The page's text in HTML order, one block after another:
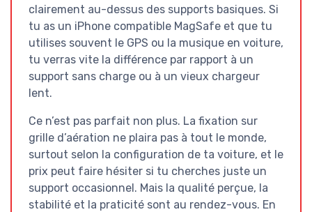
clairement au-dessus des supports basiques. Si
tu as un iPhone compatible MagSafe et que tu
utilises souvent le GPS ou la musique en voiture,
tu verras vite la différence par rapport à un
support sans charge ou à un vieux chargeur
lent.
Ce n’est pas parfait non plus. La fixation sur
grille d’aération ne plaira pas à tout le monde,
surtout selon la configuration de ta voiture, et le
prix peut faire hésiter si tu cherches juste un
support occasionnel. Mais la qualité perçue, la
stabilité et la praticité sont au rendez-vous. En